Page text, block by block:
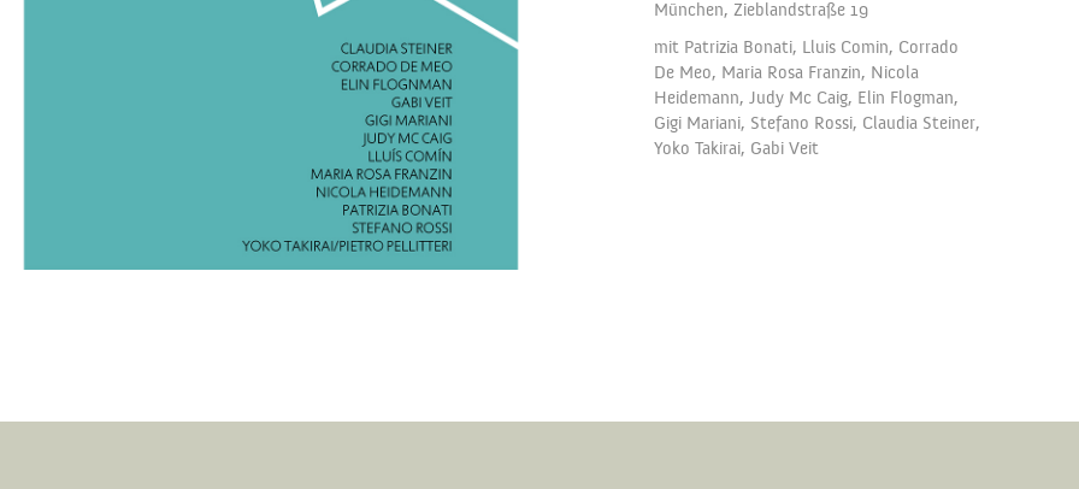
München, Zieblandstraße 19
mit Patrizia Bonati, Lluis Comin, Corrado
De Meo, Maria Rosa Franzin, Nicola
Heidemann, Judy Mc Caig, Elin Flogman,
Gigi Mariani, Stefano Rossi, Claudia Steiner,
Yoko Takirai, Gabi Veit